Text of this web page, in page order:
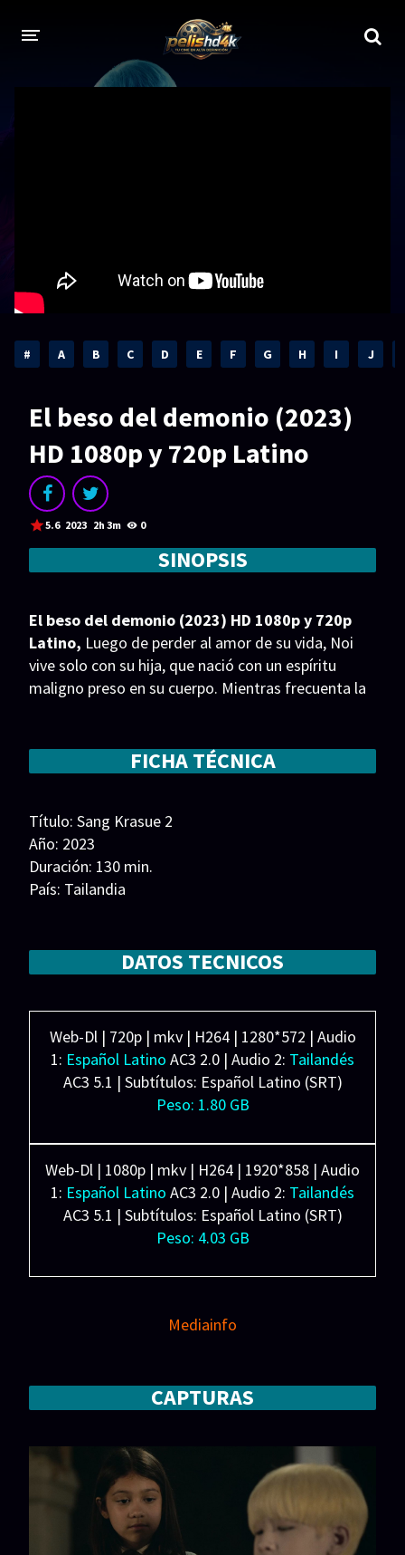
h265 HEVC 1080p REMUX
GÉNEROS
Acción Animación
Aventura Ciencia ficción
Comedia
Terror
Familia Suspenso
Bélico Thriller
Biográfico Musical
Series 1080p Series 4K HDR
Series 1080p 60 FPS
¿COMO DESCARGAR?
# A B C D E F G H I J
El beso del demonio (2023)
HD 1080p y 720p Latino
5.6 2023 2h 3m 0
SINOPSIS
El beso del demonio (2023) HD 1080p y 720p
Latino, Luego de perder al amor de su vida, Noi
vive solo con su hija, que nació con un espíritu
maligno preso en su cuerpo. Mientras frecuenta la
cualquier ser vivo.FICHA TÉCNICA
Título: Sang Krasue 2
Año: 2023
Duración: 130 min.
País: Tailandia
Fotografía:
Reparto: Krisada Sukosol Clapp, Joe Cummings,
Productora: Neramitnung Film, Transformation
Films. Distribuidora: Clover Films, Golden Village
Pictures, Suraya Filem, Encripta, Kinologistika
DATOS TECNICOS
Web-Dl | 720p | mkv | H264 | 1280*572 | Audio
1: Español Latino AC3 2.0 | Audio 2: Tailandés
AC3 5.1 | Subtítulos: Español Latino (SRT)
Peso: 1.80 GB
Web-Dl | 1080p | mkv | H264 | 1920*858 | Audio
1: Español Latino AC3 2.0 | Audio 2: Tailandés
AC3 5.1 | Subtítulos: Español Latino (SRT)
Peso: 4.03 GB
Mediainfo
CAPTURAS